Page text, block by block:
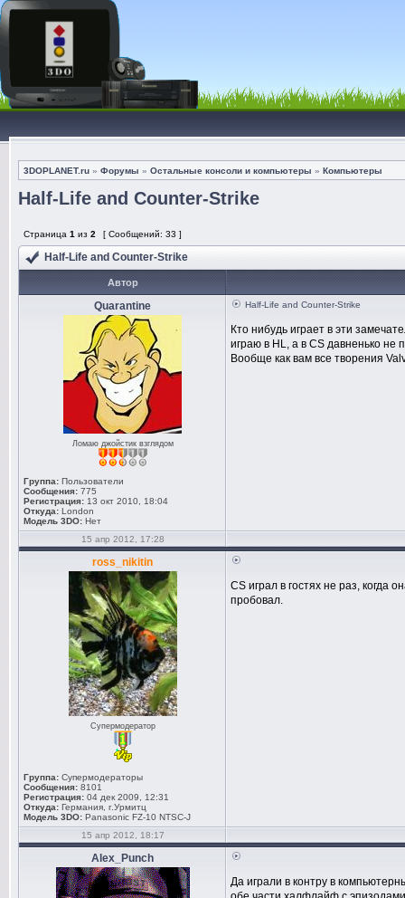
3DOPLANET.ru » Форумы » Остальные консоли и компьютеры » Компьютеры
Half-Life and Counter-Strike
Страница 1 из 2 [ Сообщений: 33 ]
Half-Life and Counter-Strike
Автор
Quarantine
Ломаю джойстик взглядом
Группа: Пользователи
Сообщения: 775
Регистрация: 13 окт 2010, 18:04
Откуда: London
Модель 3DO: Нет
Half-Life and Counter-Strike
Кто нибудь играет в эти
играю в HL, а в CS давненько не
Вообще как вам все творения
15 апр 2012, 17:28
ross_nikitin
Супермодератор
Группа: Супермодераторы
Сообщения: 8101
Регистрация: 04 дек 2009, 12:31
Откуда: Германия, г.Урмитц
Модель 3DO: Panasonic FZ-10 NTSC-J
CS играл в гостях не раз, когда
пробовал.
15 апр 2012, 18:17
Alex_Punch
Да играли в контру в